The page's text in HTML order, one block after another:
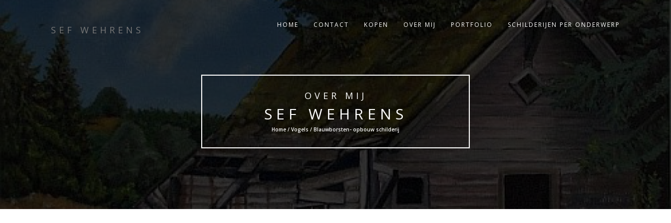
SEF WEHRENS HOME CONTACT KOPEN OVER MIJ PORTFOLIO SCHILDERIJEN PER ONDERWERP
OVER MIJ
SEF WEHRENS
Home / Vogels / Blauwborsten- opbouw schilderij